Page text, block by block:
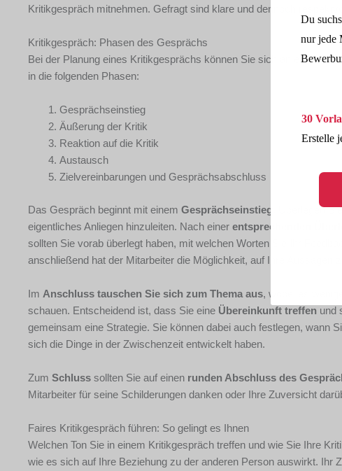
Kritikgespräch mitnehmen. Gefragt sind klare und dennoch
Kritikgespräch: Phasen des Gesprächs
Bei der Planung eines Kritikgesprächs können Sie sich an einem
in die folgenden Phasen:
Gesprächseinstieg
Äußerung der Kritik
Reaktion auf die Kritik
Austausch
Zielvereinbarungen und Gesprächsabschluss
Das Gespräch beginnt mit einem Gesprächseinstieg
. Überlegen
eigentliches Anliegen hinzuleiten. Nach einer entsprechenden
sollten Sie vorab überlegt haben, mit welchen Worten Sie Ihr
anschließend hat der Mitarbeiter die Möglichkeit, auf Ihre Aussagen
Im Anschluss tauschen Sie sich zum Thema aus, wobei es
schauen. Entscheidend ist, dass Sie eine Übereinkunft treffen und
gemeinsam eine Strategie. Sie können dabei auch festlegen, wann
sich die Dinge in der Zwischenzeit entwickelt haben.
Zum Schluss sollten Sie auf einen runden Abschluss des
Mitarbeiter für seine Schilderungen danken oder Ihre Zuversicht
Faires Kritikgespräch führen: So gelingt es Ihnen
Welchen Ton Sie in einem Kritikgespräch treffen und wie Sie Ihre
wie es sich auf Ihre Beziehung zu der anderen Person auswirkt. Ihr
Du
nur jede
30
Erstelle